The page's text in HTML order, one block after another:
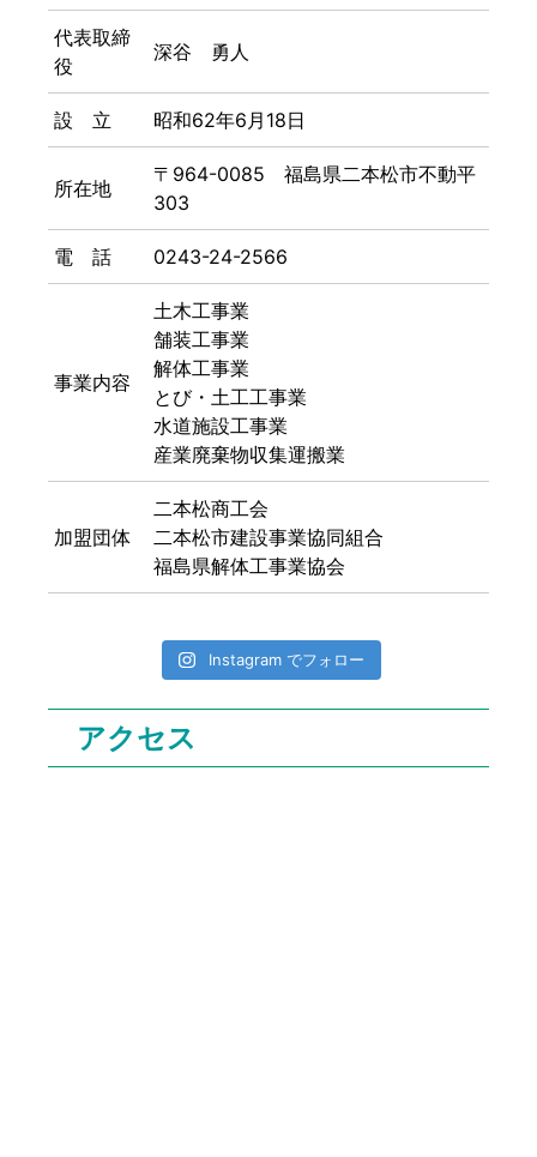
代表取締
役
深谷 勇人
設 立 昭和62年6月18日
所在地
〒964-0085 福島県二本松市不動平
303
電 話 0243-24-2566
事業内容
土木工事業
舗装工事業
解体工事業
とび・土工工事業
水道施設工事業
産業廃棄物収集運搬業
加盟団体
二本松商工会
二本松市建設事業協同組合
福島県解体工事業協会
Instagram でフォロー
アクセス